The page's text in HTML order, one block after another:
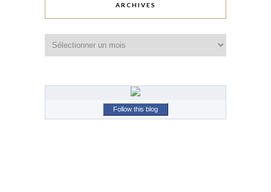
ARCHIVES
Follow this blog